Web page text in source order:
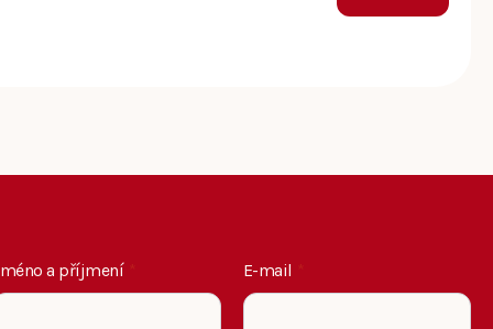
a příjmení E-mail